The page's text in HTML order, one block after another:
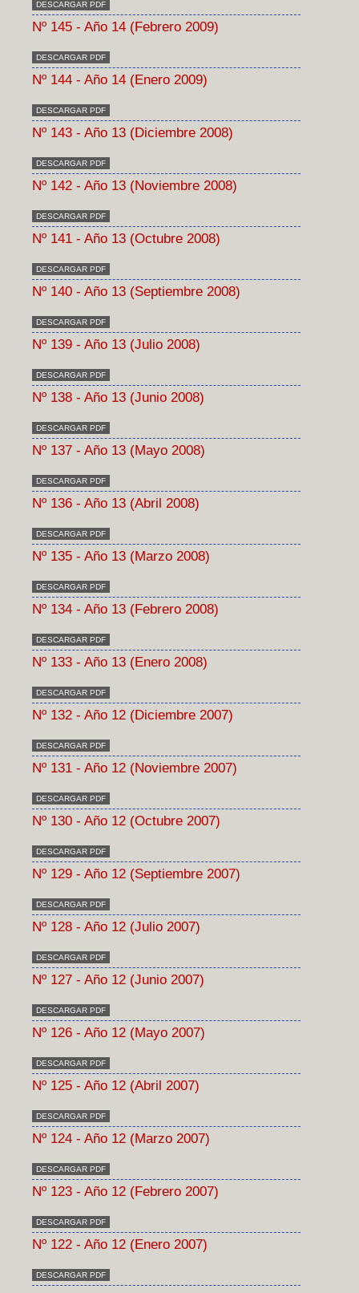
DESCARGAR PDF
Nº 145 - Año 14 (Febrero 2009)
DESCARGAR PDF
Nº 144 - Año 14 (Enero 2009)
DESCARGAR PDF
Nº 143 - Año 13 (Diciembre 2008)
DESCARGAR PDF
Nº 142 - Año 13 (Noviembre 2008)
DESCARGAR PDF
Nº 141 - Año 13 (Octubre 2008)
DESCARGAR PDF
Nº 140 - Año 13 (Septiembre 2008)
DESCARGAR PDF
Nº 139 - Año 13 (Julio 2008)
DESCARGAR PDF
Nº 138 - Año 13 (Junio 2008)
DESCARGAR PDF
Nº 137 - Año 13 (Mayo 2008)
DESCARGAR PDF
Nº 136 - Año 13 (Abril 2008)
DESCARGAR PDF
Nº 135 - Año 13 (Marzo 2008)
DESCARGAR PDF
Nº 134 - Año 13 (Febrero 2008)
DESCARGAR PDF
Nº 133 - Año 13 (Enero 2008)
DESCARGAR PDF
Nº 132 - Año 12 (Diciembre 2007)
DESCARGAR PDF
Nº 131 - Año 12 (Noviembre 2007)
DESCARGAR PDF
Nº 130 - Año 12 (Octubre 2007)
DESCARGAR PDF
Nº 129 - Año 12 (Septiembre 2007)
DESCARGAR PDF
Nº 128 - Año 12 (Julio 2007)
DESCARGAR PDF
Nº 127 - Año 12 (Junio 2007)
DESCARGAR PDF
Nº 126 - Año 12 (Mayo 2007)
DESCARGAR PDF
Nº 125 - Año 12 (Abril 2007)
DESCARGAR PDF
Nº 124 - Año 12 (Marzo 2007)
DESCARGAR PDF
Nº 123 - Año 12 (Febrero 2007)
DESCARGAR PDF
Nº 122 - Año 12 (Enero 2007)
DESCARGAR PDF